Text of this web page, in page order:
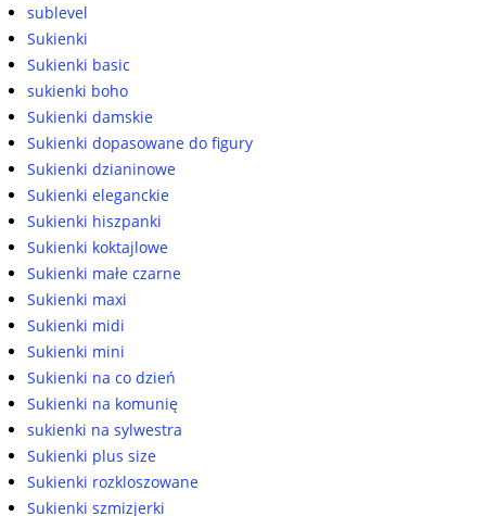
sublevel
Sukienki
Sukienki basic
sukienki boho
Sukienki damskie
Sukienki dopasowane do figury
Sukienki dzianinowe
Sukienki eleganckie
Sukienki hiszpanki
Sukienki koktajlowe
Sukienki małe czarne
Sukienki maxi
Sukienki midi
Sukienki mini
Sukienki na co dzień
Sukienki na komunię
sukienki na sylwestra
Sukienki plus size
Sukienki rozkloszowane
Sukienki szmizjerki